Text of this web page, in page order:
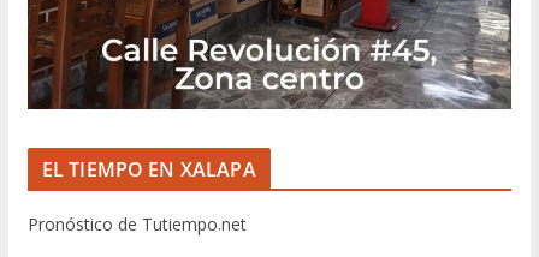
EL TIEMPO EN XALAPA
Pronóstico de Tutiempo.net